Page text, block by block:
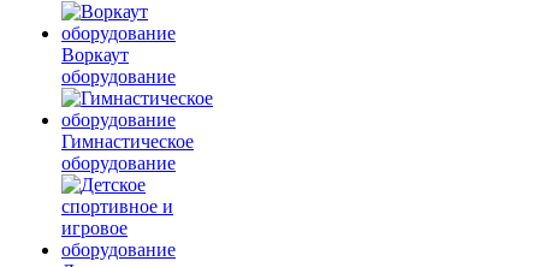
Воркаут
оборудование
Гимнастическое
оборудование